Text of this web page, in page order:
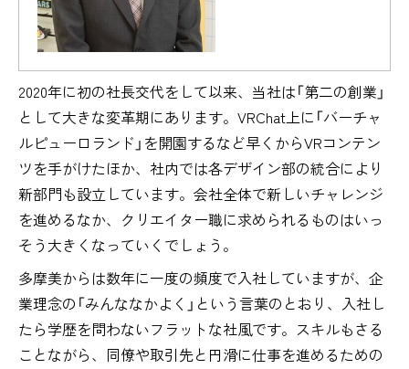
2020年に初の社長交代をして以来、当社は「第二の創業」
として大きな変革期にあります。VRChat上に「バーチャ
ルピューロランド」を開園するなど早くからVRコンテン
ツを手がけたほか、社内では各デザイン部の統合により
新部門も設立しています。会社全体で新しいチャレンジ
を進めるなか、クリエイター職に求められるものはいっ
そう大きくなっていくでしょう。
多摩美からは数年に一度の頻度で入社していますが、企
業理念の「みんななかよく」という言葉のとおり、入社し
たら学歴を問わないフラットな社風です。スキルもさる
ことながら、同僚や取引先と円滑に仕事を進めるための